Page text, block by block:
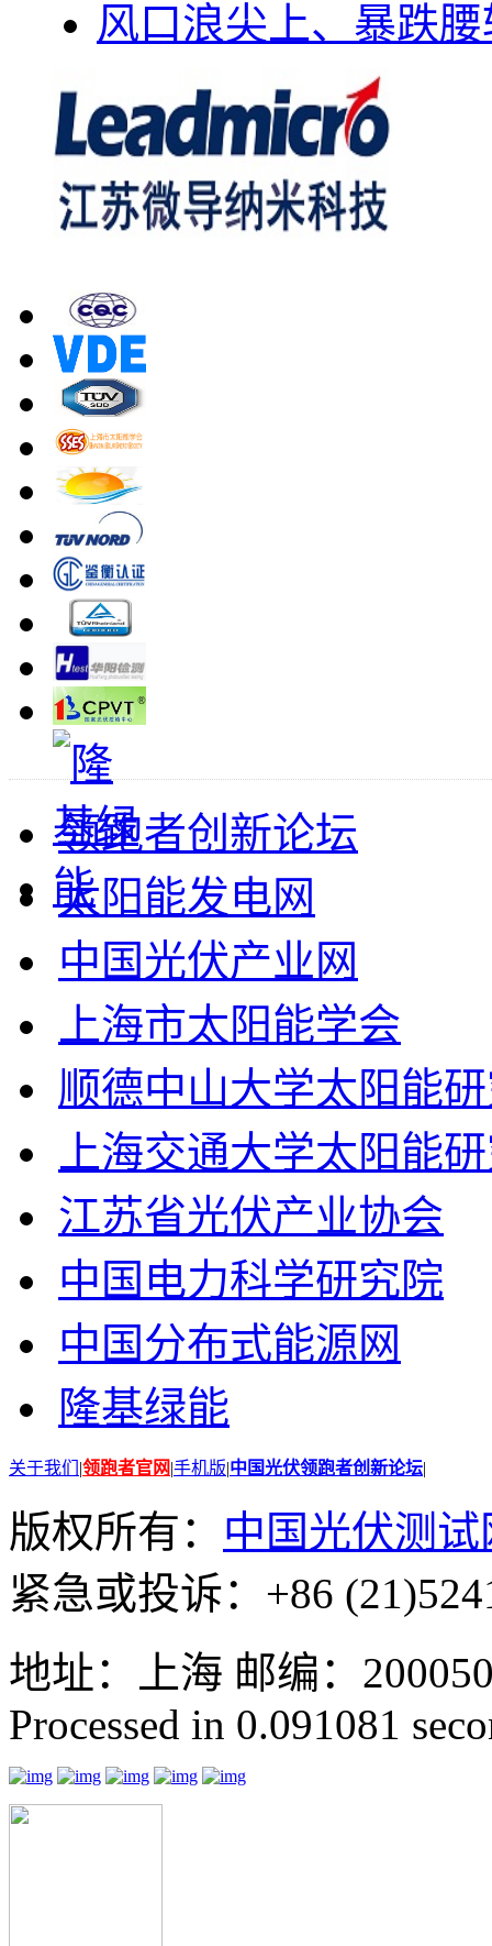
风口浪尖上、暴跌
领跑者创新论坛
太阳能发电网
中国光伏产业网
上海市太阳能学会
顺德中山大学太阳能
上海交通大学太阳能
江苏省光伏产业协会
中国电力科学研究院
中国分布式能源网
隆基绿能
关于我们 |领跑者官网|手机版|中国光伏领跑者创新论坛|
版权所有： 中国光伏测试
紧急或投诉：+86
地址：上海 邮编：
Processed in 0.091081